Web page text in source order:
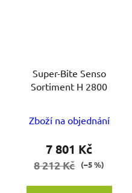
Super-Bite Senso
Sortiment H 2800
Zboží na objednání
7 801 Kč
8 212 Kč (–5 %)